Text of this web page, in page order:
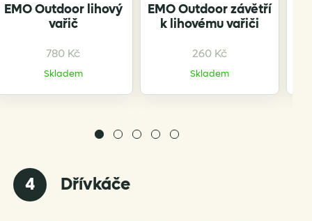
EMO Outdoor lihový
vařič
780 Kč
Skladem
EMO Outdoor závětří
k lihovému vařiči
260 Kč
Skladem
4 Dřívkáče